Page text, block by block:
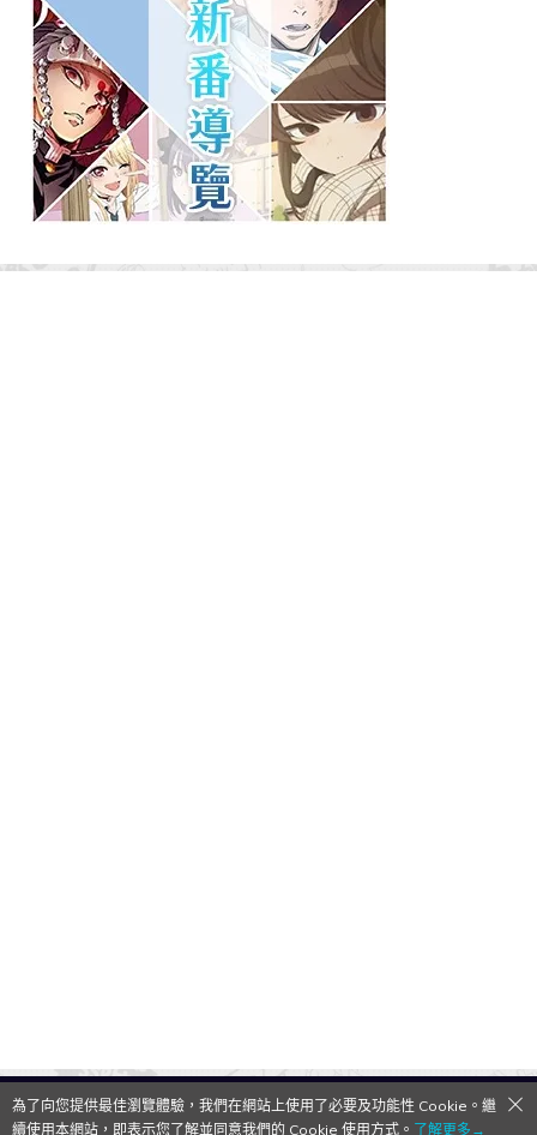
QooApp Limited © 2026
為了向您提供最佳瀏覽體驗，我們在網站上使用了必要及功能性 Cookie。繼
續使用本網站，即表示您了解並同意我們的 Cookie 使用方式。 了解更多→